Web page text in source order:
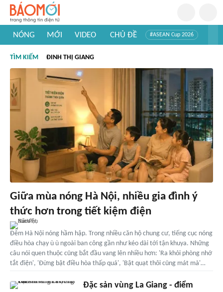
NÓNG MỚI VIDEO CHỦ ĐỀ #ASEAN Cup 2026
#Khám phá thế giới
TÌM KIẾM ĐINH THỊ GIANG
Giữa mùa nóng Hà Nội, nhiều gia đình ý
thức hơn trong tiết kiệm điện
Đêm Hà Nội nóng hầm hập. Trong nhiều căn hộ chung cư, tiếng cục nóng
điều hòa chạy ù ù ngoài ban công gần như kéo dài tới tận khuya. Những
câu nói quen thuộc cũng bắt đầu vang lên nhiều hơn: 'Ra khỏi phòng nhớ
tắt điện', 'Đừng bật điều hòa thấp quá', 'Bật quạt thôi cũng mát mà'…
Đặc sản vùng La Giang - điểm